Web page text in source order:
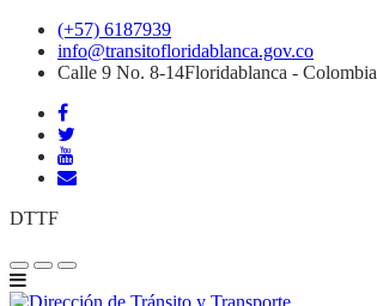
(+57) 6187939
info@transitofloridablanca.gov.co
Calle 9 No. 8-14Floridablanca - Colombia
DTTF